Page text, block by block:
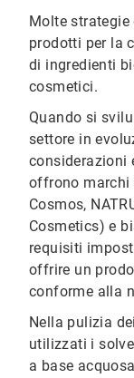
Molte
prodotti per la
di ingredienti
cosmetici.
Quando si
settore in
considerazioni
offrono marchi
Cosmos,
Cosmetics) e
requisiti
offrire un
conforme alla
Nella pulizia
utilizzati i
a base